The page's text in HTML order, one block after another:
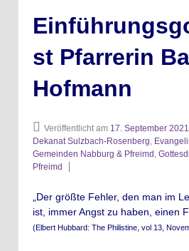
st Pfarrerin
Hofmann
Veröffentlicht am 17. September 2021
Dekanat Sulzbach-Rosenberg,
Gemeinden Nabburg & Pfreimd ,
Pfreimd
„Der größte Fehler, den man im
ist, immer Angst zu haben, einen
(Elbert Hubbard: The Philistine, vol 13,